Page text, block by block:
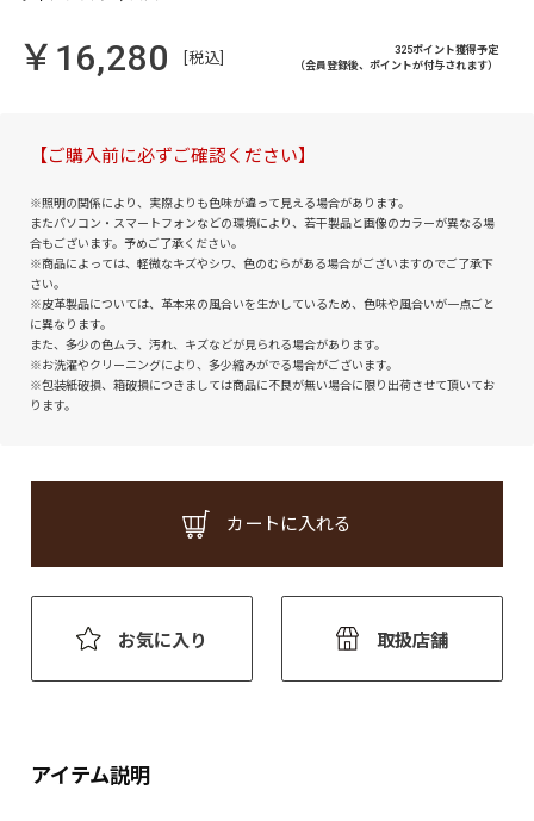
￥16,280 [税込]
325ポイント獲得予定
（会員登録後、ポイントが付与されます）
【ご購入前に必ずご確認ください】
※照明の関係により、実際よりも色味が違って見える場合があります。
またパソコン・スマートフォンなどの環境により、若干製品と画像のカラーが異なる場
合もございます。予めご了承ください。
※商品によっては、軽微なキズやシワ、色のむらがある場合がございますのでご了承下
さい。
※皮革製品については、革本来の風合いを生かしているため、色味や風合いが一点ごと
に異なります。
また、多少の色ムラ、汚れ、キズなどが見られる場合があります。
※お洗濯やクリーニングにより、多少縮みがでる場合がございます。
※包装紙破損、箱破損につきましては商品に不良が無い場合に限り出荷させて頂いてお
ります。
カートに入れる
お気に入り 取扱店舗
アイテム説明